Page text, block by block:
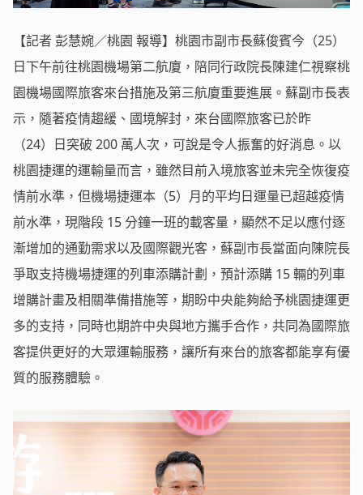
【記者 彭慧婉／桃園 報導】桃園市副市長蘇俊賓今（25）
日下午前往桃園機場第二航廈，陪同行政院長陳建仁視察桃
園機場國際旅客來台措施及第三航廈重要進展。蘇副市長表
示，隨著疫情趨緩、國境解封，來台國際旅客已於昨
（24）日突破 200 萬人次，可說是令人振奮的好消息。以
桃園捷運的運輸量而言，雖然目前入境旅客並未完全恢復疫
情前水準，但機場捷運本（5）月的平均日運量已超越疫情
前水準，現階段 15 分鐘一班的載客量，顯然不足以應付逐
漸增加的通勤需求以及國際觀光客，蘇副市長當面向陳院長
爭取支持機場捷運的列車添購計劃，預計添購 15 輛的列車
增購計畫及相關準備措施等，期盼中央能夠給予桃園捷運更
多的支持，同時也期許中央與地方攜手合作，共同為國際旅
客提供更好的大眾運輸服務，讓所有來台的旅客都能享有優
質的服務體驗。